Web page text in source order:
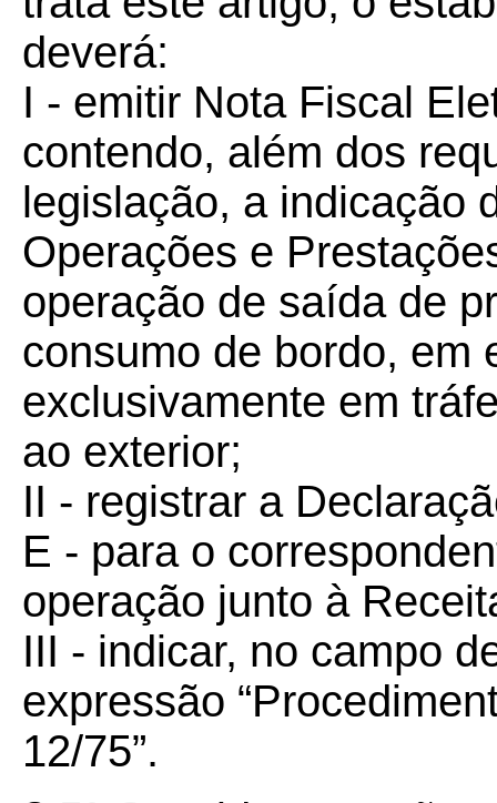
deverá:
I - emitir Nota Fiscal
contendo, além dos
legislação, a indicação
Operações e
operação de saída de
consumo de bordo, em
exclusivamente em
ao exterior;
II - registrar a
E - para o
operação junto à
III - indicar, no campo
expressão
12/75”.